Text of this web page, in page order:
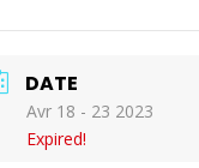
DATE
Avr 18 - 23 2023
Expired!